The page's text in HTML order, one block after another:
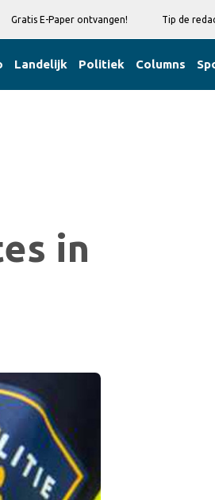
Gratis E-Paper ontvangen! Tip de
Landelijk Politiek Columns
in